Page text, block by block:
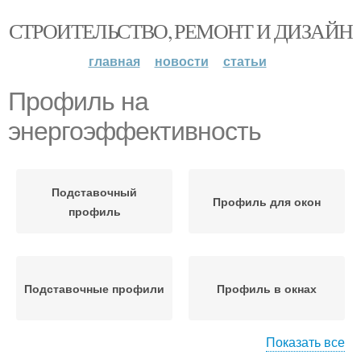
СТРОИТЕЛЬСТВО, РЕМОНТ И ДИЗАЙН
главная новости статьи
Профиль на
энергоэффективность
Подставочный
профиль
Профиль для окон
Подставочные профили Профиль в окнах
Показать все